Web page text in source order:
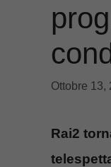
Ottobre 13,
Rai2